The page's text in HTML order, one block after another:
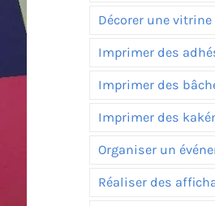
Décorer une vitrine
Imprimer des
Imprimer des
Imprimer des
Organiser un
Réaliser des